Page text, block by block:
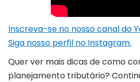
Inscreva-se no nosso canal do
Siga nosso perfil no Instagram.
Quer ver mais dicas de como
planejamento tributário?